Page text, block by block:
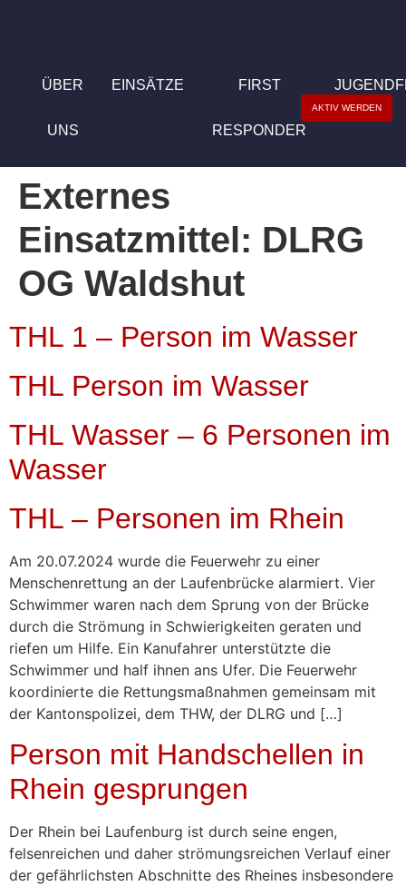
ÜBER
UNS
EINSÄTZE FIRST
RESPONDER
AKTIV WERDEN
Externes
Einsatzmittel: DLRG
OG Waldshut
THL 1 – Person im Wasser
THL Person im Wasser
THL Wasser – 6 Personen im
Wasser
THL – Personen im Rhein
Am 20.07.2024 wurde die Feuerwehr zu einer
Menschenrettung an der Laufenbrücke alarmiert. Vier
Schwimmer waren nach dem Sprung von der Brücke
durch die Strömung in Schwierigkeiten geraten und
riefen um Hilfe. Ein Kanufahrer unterstützte die
Schwimmer und half ihnen ans Ufer. Die Feuerwehr
koordinierte die Rettungsmaßnahmen gemeinsam mit
der Kantonspolizei, dem THW, der DLRG und […]
Person mit Handschellen in
Rhein gesprungen
Der Rhein bei Laufenburg ist durch seine engen,
felsenreichen und daher strömungsreichen Verlauf einer
der gefährlichsten Abschnitte des Rheines insbesondere